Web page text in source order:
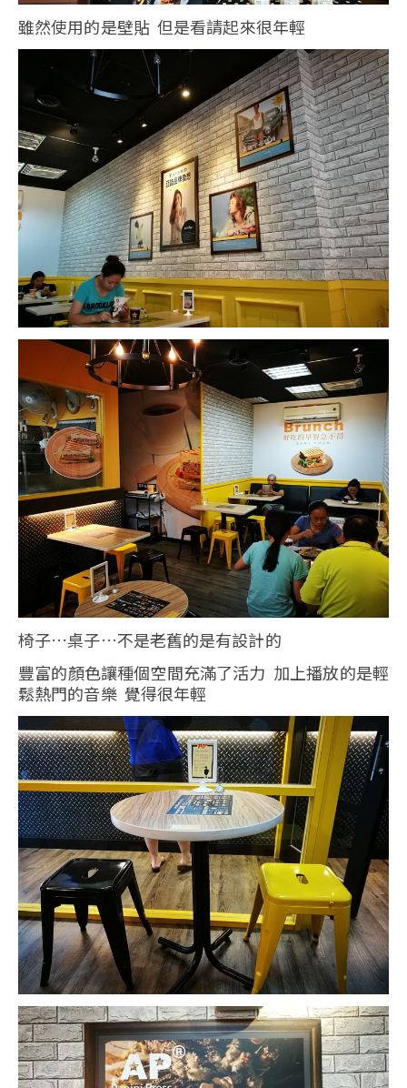
雖然使用的是壁貼 但是看請起來很年輕
椅子…桌子…不是老舊的是有設計的
豐富的顏色讓種個空間充滿了活力 加上播放的是輕
鬆熱門的音樂 覺得很年輕